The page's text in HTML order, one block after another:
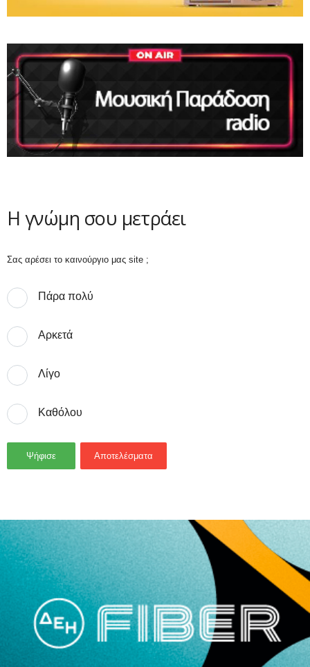
Η γνώμη σου μετράει
Σας αρέσει το καινούργιο μας site ;
Πάρα πολύ
Αρκετά
Λίγο
Καθόλου
Ψήφισε Αποτελέσματα
- Advertisement -